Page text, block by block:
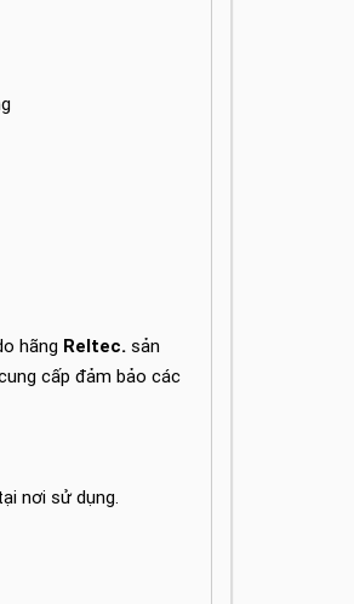
hãng Reltec. sản
cấp đảm bảo các
nơi sử dụng.